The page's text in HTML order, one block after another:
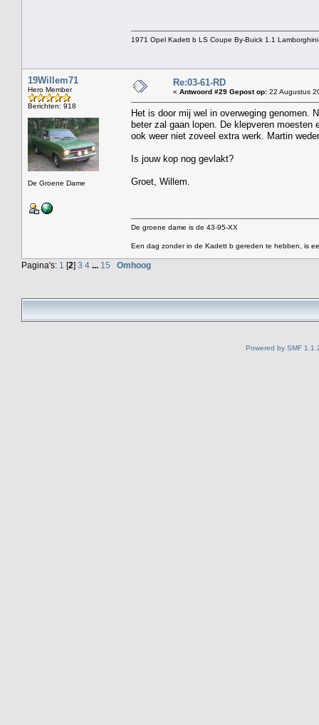
1971 Opel Kadett b LS Coupe By-Buick 1.1
19Willem71
Hero Member
Berichten: 918
De Groene Dame
Re:03-61-RD
« Antwoord #29 Gepost op: 22 Augustus
Het is door mij wel in overweging genomen.
beter zal gaan lopen. De klepveren
ook weer niet zoveel extra werk. Martin
Is jouw kop nog gevlakt?
Groet, Willem.
De groene dame is de 43-95-XX
Een dag zonder in de Kadett b gereden te hebben, is
Pagina's: 1 [2] 3 4 ... 15 Omhoog
Powered by SMF